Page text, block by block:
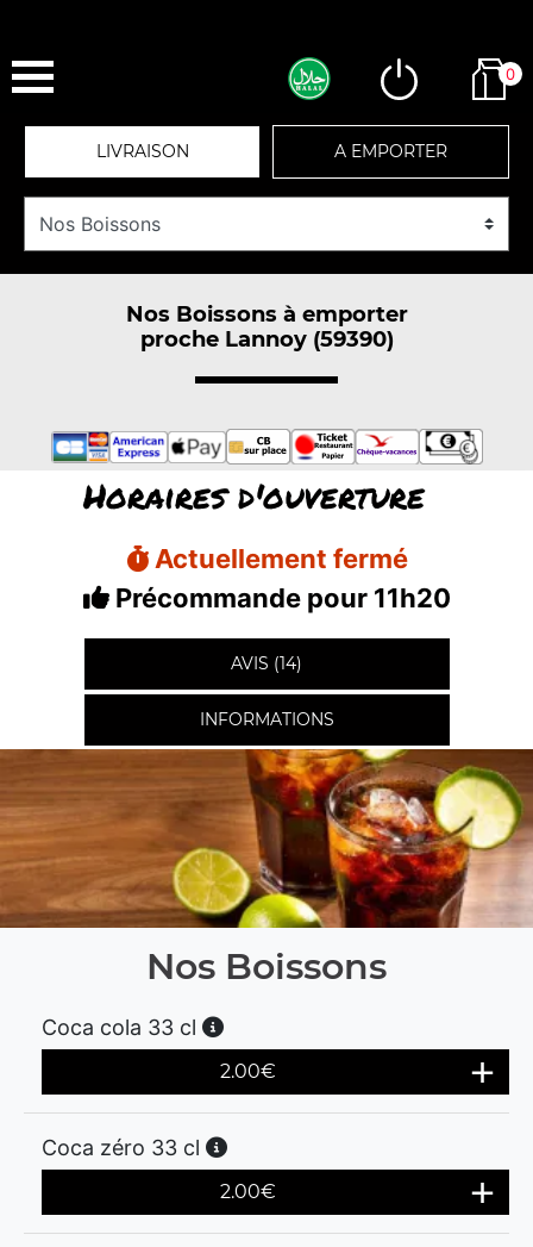
0
LIVRAISON A EMPORTER
Nos Boissons à emporter
proche Lannoy (59390)
Horaires d'ouverture
Actuellement fermé
Précommande pour 11h20
AVIS (14)
INFORMATIONS
Nos Boissons
Coca cola 33 cl
2.00€
Coca zéro 33 cl
2.00€